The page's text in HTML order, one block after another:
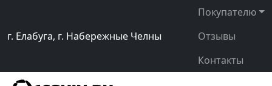
г. Елабуга, г. Набережные Челны
Покупателю
Отзывы
Контакты